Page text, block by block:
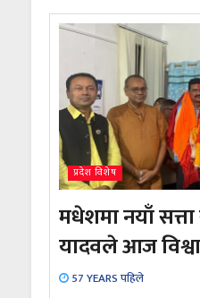
प्रदेश विशेष
मधेशमा नयाँ
यादवले आज
57 YEARS पहिले